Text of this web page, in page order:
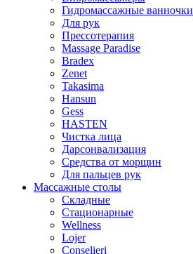
Гидромассажные ванночки
Для рук
Прессотерапия
Massage Paradise
Bradex
Zenet
Takasima
Hansun
Gess
HASTEN
Чистка лица
Дарсонвализация
Средства от морщин
Для пальцев рук
Массажные столы
Складные
Стационарные
Wellness
Lojer
Conselieri